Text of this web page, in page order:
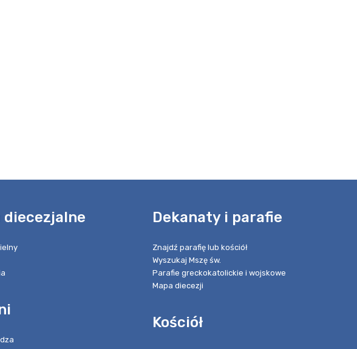
diecezjalne Dekanaty i parafie
Znajdź parafię lub kościół
Wyszukaj Mszę św.
Parafie greckokatolickie i wojskowe
Mapa diecezji
Kościół